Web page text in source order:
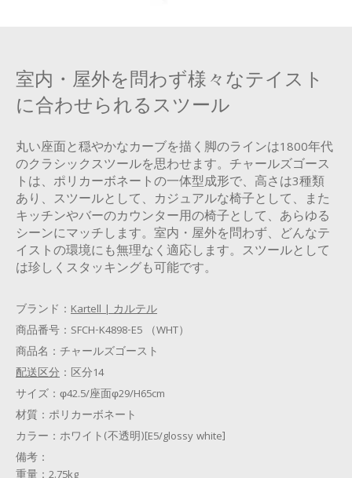
室内・屋外を問わず様々なテイスト
に合わせられるスツール
丸い座面と穏やかなカーブを描く脚のラインは1800年代
のクラシックスツールを思わせます。チャールズゴース
トは、ポリカーボネートの一体型成形で、高さは3種類
あり、スツールとして、カジュアルな椅子として、また
キッチンやバーのカウンター用の椅子として、あらゆる
シーンにマッチします。室内・屋外を問わず、どんなテ
イストの環境にも無理なく適応します。スツールとして
は珍しくスタッキングも可能です。
ブランド： Kartell | カルテル
商品番号： SFCH-K4898-E5 （WHT）
商品名： チャールズゴースト
配送区分 ： 区分14
サイズ： φ42.5/座面φ29/H65cm
材質： ポリカーボネート
カラー： ホワイト(不透明)[E5/glossy white]
備考：